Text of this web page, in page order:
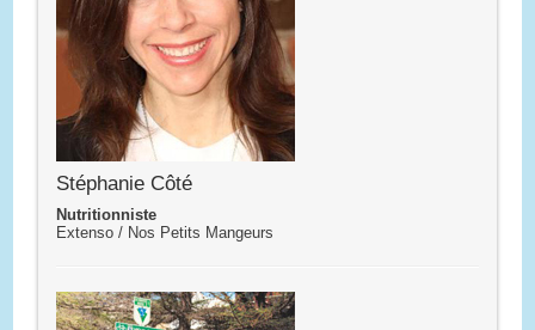
Stéphanie Côté
Nutritionniste
Extenso / Nos Petits Mangeurs